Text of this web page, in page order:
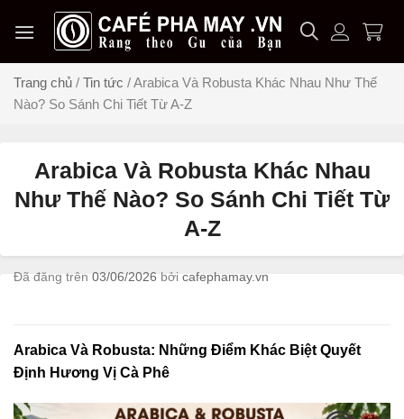
đến
dungTrang chủ / Tin tức /Arabica Và Robusta Khác Nhau Như Thế
Nào? So Sánh Chi Tiết Từ A-Z
Arabica Và Robusta Khác Nhau
Như Thế Nào? So Sánh Chi Tiết Từ
A-Z
Đã đăng trên 03/06/2026 bởi cafephamay.vn
Arabica Và Robusta: Những Điểm Khác Biệt Quyết
Định Hương Vị Cà Phê